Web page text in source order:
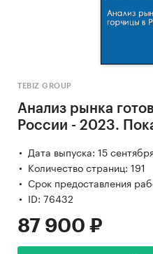
TEBIZ GROUP
Анализ рынка
России - 2023.
Дата выпуска: 15
Количество страниц: 191
Срок предоставления
ID: 76432
87 900 ₽